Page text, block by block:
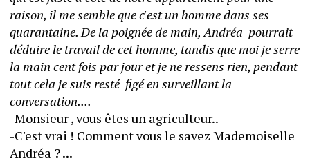
raison, il me semble que c'est un homme dans ses
quarantaine. De la poignée de main, Andréa  pourrait
déduire le travail de cet homme, tandis que moi je serre
la main cent fois par jour et je ne ressens rien, pendant
tout cela je suis resté  figé en surveillant la
-C'est vrai ! Comment vous le savez Mademoiselle